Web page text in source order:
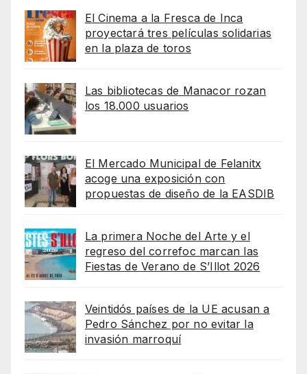
El Cinema a la Fresca de Inca
proyectará tres películas solidarias
en la plaza de toros
Las bibliotecas de Manacor rozan
los 18.000 usuarios
El Mercado Municipal de Felanitx
acoge una exposición con
propuestas de diseño de la EASDIB
La primera Noche del Arte y el
regreso del correfoc marcan las
Fiestas de Verano de S’Illot 2026
Veintidós países de la UE acusan a
Pedro Sánchez por no evitar la
invasión marroquí